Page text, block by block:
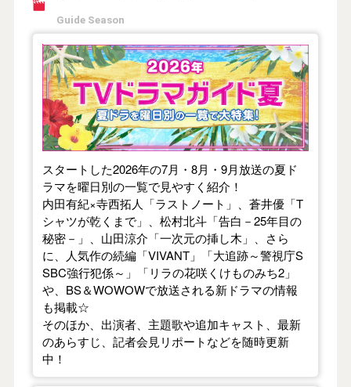
Guide Season
【2026年夏】TVドラマガイド
スタートした2026年の7月・8月・9月放送の夏ド
ラマを曜日別の一覧で見やすく紹介！
内田有紀×寺西拓人「ラストノート」、蒼井優「T
シャツが乾くまで」、松村北斗「告白－25年目の
秘密－」、山田涼介「一次元の挿し木」、さら
に、人気作の続編「VIVANT」「大追跡～警視庁S
SBC強行犯係～」「リラの花咲くけものみち2」
や、BS＆WOWOWで放送される新ドラマの情報
も掲載☆
そのほか、出演者、主題歌や追加キャスト、最新
のあらすじ、記者会見リポートなどを随時更新
中！